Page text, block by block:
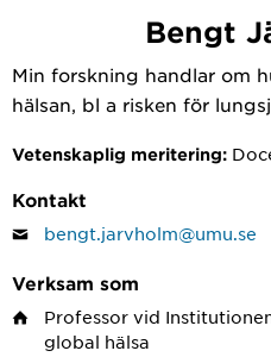
Bengt
Min forskning handlar om
hälsan, bl a risken för
Vetenskaplig meritering:
Kontakt
bengt.jarvholm@umu.se
Verksam som
Professor vid
global hälsa